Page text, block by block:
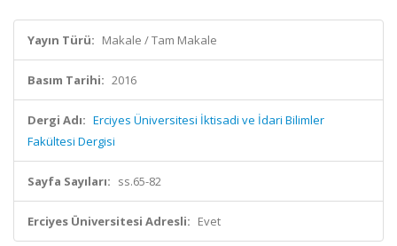
Yayın Türü: Makale / Tam Makale
Basım Tarihi: 2016
Dergi Adı: Erciyes Üniversitesi İktisadi ve İdari Bilimler
Fakültesi Dergisi
Sayfa Sayıları: ss.65-82
Erciyes Üniversitesi Adresli: Evet